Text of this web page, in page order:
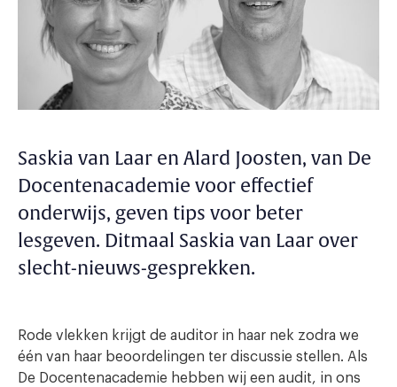
Saskia van Laar en Alard Joosten, van De
Docentenacademie voor effectief
onderwijs, geven tips voor beter
lesgeven. Ditmaal Saskia van Laar over
slecht-nieuws-gesprekken.
Rode vlekken krijgt de auditor in haar nek zodra we
één van haar beoordelingen ter discussie stellen. Als
De Docentenacademie hebben wij een audit, in ons